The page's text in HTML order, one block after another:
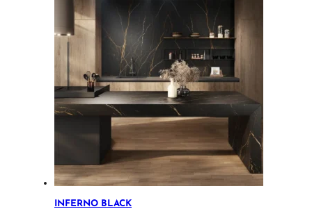
INFERNO BLACK